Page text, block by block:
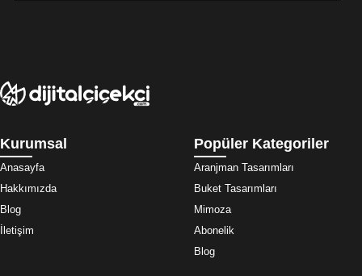
Kurumsal
Anasayfa
Hakkımızda
Blog
İletişim
Popüler Kategoriler
Aranjman Tasarımları
Buket Tasarımları
Mimoza
Abonelik
Blog